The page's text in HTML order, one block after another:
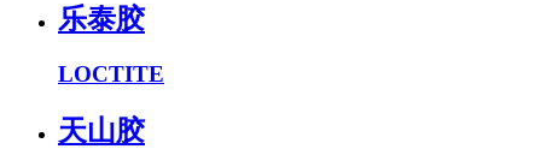
乐泰胶
LOCTITE
天山胶